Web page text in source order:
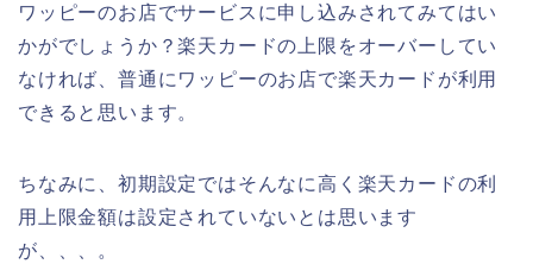
ワッピーのお店でサービスに申し込みされてみてはい
かがでしょうか？楽天カードの上限をオーバーしてい
なければ、普通にワッピーのお店で楽天カードが利用
できると思います。
ちなみに、初期設定ではそんなに高く楽天カードの利
用上限金額は設定されていないとは思います
が、、、。